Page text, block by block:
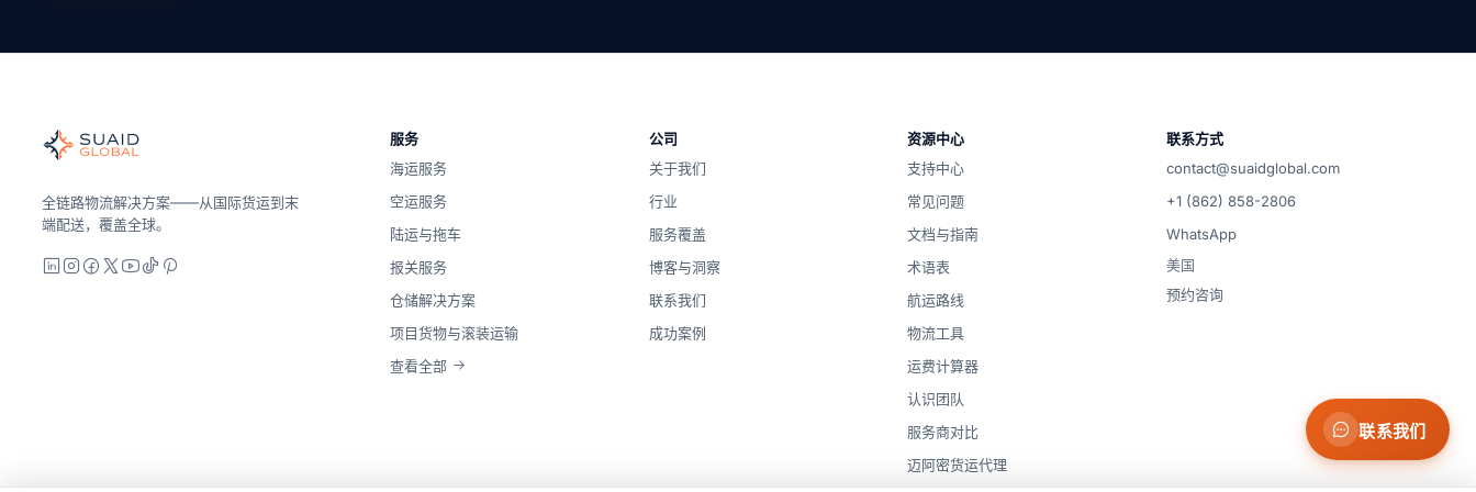
全球海运、空运、陆运、海关和仓储的独立货运协调者。运营商中立的路由，一支负责任的团队，没有运营商锁定。
海洋、空中和地面——与运营商无关地进行比较，全面报价，并由一支负责任的团队进行挨家挨户的协调。
全链路物流解决方案——从国际货运到末
端配送，覆盖全球。
LinkedIn
Instagram
Facebook
X YouTube
TikTok
服务
海运服务
空运服务
陆运与拖车
报关服务
仓储解决方案
项目货物与滚装运输
查看全部
公司
关于我们
行业
服务覆盖
博客与洞察
联系我们
成功案例
资源中心
支持中心
常见问题
文档与指南
术语表
航运路线
物流工具
运费计算器
认识团队
服务商对比
迈阿密货运代理
联系方式
contact@suaidglobal.com
+1 (862) 858-2806
WhatsApp
美国
预约咨询
联系我们
通过微信联系
在 WhatsApp 上与我们的团队聊天